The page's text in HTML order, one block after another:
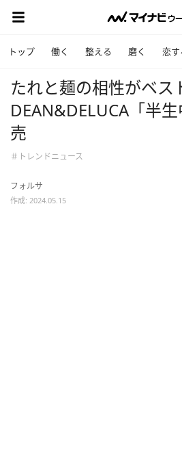
トップ 働く 整える 磨く 恋す
たれと麺の相性がベ
DEAN&DELUCA「半
売
＃トレンドニュース
フォルサ
作成: 2024.05.15